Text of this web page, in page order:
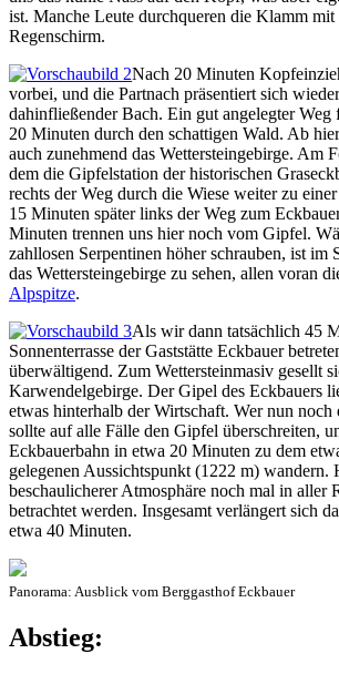
ist. Manche Leute durchqueren die Klamm mit
Regenschirm.
Nach 20 Minuten
vorbei, und die Partnach präsentiert sich
dahinfließender Bach. Ein gut angelegter Weg
20 Minuten durch den schattigen Wald. Ab
auch zunehmend das Wettersteingebirge. Am
dem die Gipfelstation der historischen
rechts der Weg durch die Wiese weiter zu
15 Minuten später links der Weg zum
Minuten trennen uns hier noch vom Gipfel.
zahllosen Serpentinen höher schrauben, ist im
das Wettersteingebirge zu sehen, allen voran
Alpspitze.
Als wir dann tatsächlich 45
Sonnenterrasse der Gaststätte Eckbauer
überwältigend. Zum Wettersteinmasiv gesellt
Karwendelgebirge. Der Gipel des Eckbauers
etwas hinterhalb der Wirtschaft. Wer nun
sollte auf alle Fälle den Gipfel überschreiten,
Eckbauerbahn in etwa 20 Minuten zu dem
gelegenen Aussichtspunkt (1222 m) wandern.
beschaulicherer Atmosphäre noch mal in aller
betrachtet werden. Insgesamt verlängert sich
etwa 40 Minuten.
Panorama: Ausblick vom Berggasthof Eckbauer
Abstieg: